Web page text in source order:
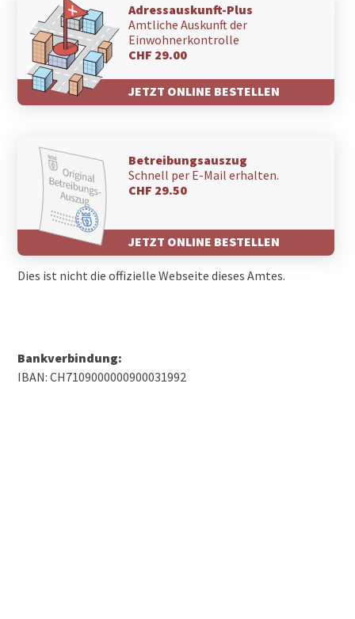
Adressauskunft-Plus
Amtliche Auskunft der
Einwohnerkontrolle
CHF 29.00
JETZT ONLINE BESTELLEN
Betreibungsauszug
Schnell per E-Mail erhalten.
CHF 29.50
JETZT ONLINE BESTELLEN
Dies ist nicht die offizielle Webseite dieses Amtes.
Bankverbindung:
IBAN: CH7109000000900031992